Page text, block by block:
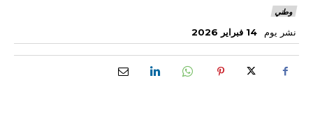
وطني
نشر يوم 14 فبراير 2026